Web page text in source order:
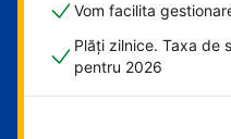
Vom facilita
Plăți zilnice. Taxa de
pentru 2026